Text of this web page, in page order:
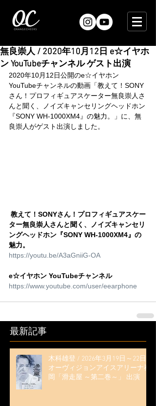
無良崇人 / 2020年10月12日 e☆イヤホ
ン YouTubeチャンネル ゲスト出演
2020年10月12日公開のe☆イヤホン
YouTubeチャンネルの動画「教えて！SONY
さん！プロフィギュアスケーター無良崇人さ
んと聞く、ノイズキャンセリングヘッドホン
『SONY WH-1000XM4』の魅力。」に、無
良崇人がゲスト出演しました。
教えて！SONYさん！プロフィギュアスケー
ター無良崇人さんと聞く、ノイズキャンセリ
ングヘッドホン『SONY WH-1000XM4』の
魅力。
https://youtu.be/A3aGniiG-OA
e☆イヤホン YouTubeチャンネル
https://www.youtube.com/user/eearphone
最新記事
木科雄登 / 2026年3月19日～22日
オーヴィジョンアイスアリーナ福
岡「滑走屋 ～第二巻～」 出演